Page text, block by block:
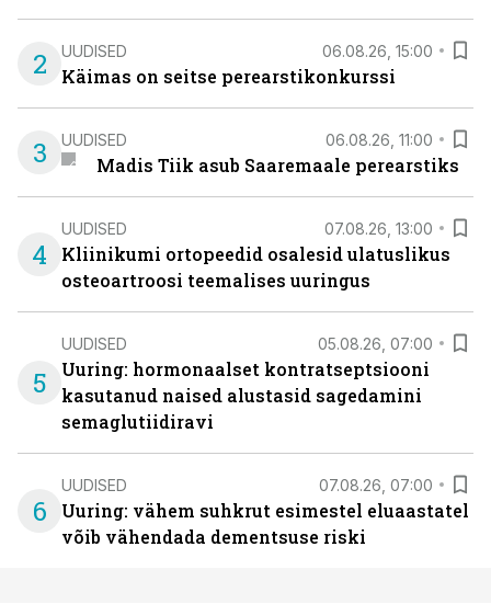
2 UUDISED 06.08.26, 15:00
Käimas on seitse perearstikonkurssi
3 UUDISED 06.08.26, 11:00
Madis Tiik asub Saaremaale perearstiks
4
UUDISED 07.08.26, 13:00
Kliinikumi ortopeedid osalesid ulatuslikus
osteoartroosi teemalises uuringus
5
UUDISED 05.08.26, 07:00
Uuring: hormonaalset kontratseptsiooni
kasutanud naised alustasid sagedamini
semaglutiidiravi
6
UUDISED 07.08.26, 07:00
Uuring: vähem suhkrut esimestel eluaastatel
võib vähendada dementsuse riski